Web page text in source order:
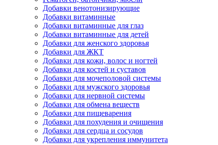
Добавки венотонизирующие
Добавки витаминные
Добавки витаминные для глаз
Добавки витаминные для детей
Добавки для женского здоровья
Добавки для ЖКТ
Добавки для кожи, волос и ногтей
Добавки для костей и суставов
Добавки для мочеполовой системы
Добавки для мужского здоровья
Добавки для нервной системы
Добавки для обмена веществ
Добавки для пищеварения
Добавки для похудения и очищения
Добавки для сердца и сосудов
Добавки для укрепления иммунитета